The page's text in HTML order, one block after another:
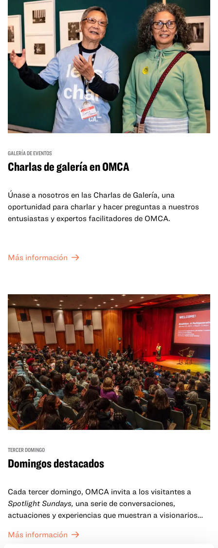
GALERÍA DE EVENTOS
Charlas de galería en OMCA
Únase a nosotros en las Charlas de Galería, una
oportunidad para charlar y hacer preguntas a nuestros
entusiastas y expertos facilitadores de OMCA.
Más información
TERCER DOMINGO
Domingos destacados
Cada tercer domingo, OMCA invita a los visitantes a
Spotlight Sundays, una serie de conversaciones,
actuaciones y experiencias que muestran a visionarios
Más información